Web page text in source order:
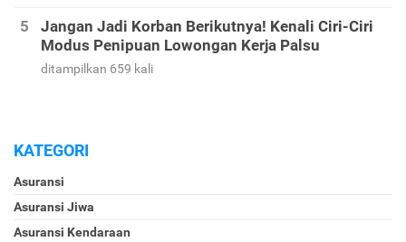
Jangan Jadi Korban Berikutnya! Kenali Ciri-Ciri
Modus Penipuan Lowongan Kerja Palsu
ditampilkan 659 kali
KATEGORI
Asuransi
Asuransi Jiwa
Asuransi Kendaraan